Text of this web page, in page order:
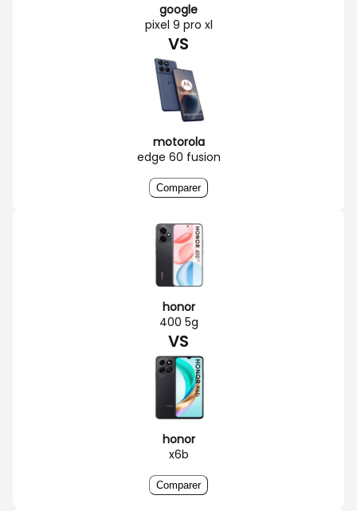
google
pixel 9 pro xl
VS
motorola
edge 60 fusion
Comparer
honor
400 5g
VS
honor
x6b
Comparer